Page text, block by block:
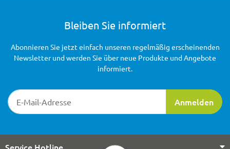
Bleiben Sie informiert
Newsletter-Registrierung
Anmelden
Abonnieren Sie jetzt einfach unseren regelmäßig erscheinenden
Newsletter und werden Sie über neue Produkte und Angebote
informiert.